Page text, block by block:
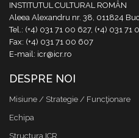
INSTITUTUL CULTURAL ROMÂN
Aleea Alexandru nr. 38, 011824
Tel.: (+4) 031 71 00 627, (+4) 031 71
Fax: (+4) 031 71 00 607
E-mail: icr@icr.ro
DESPRE NOI
Misiune / Strategie / Funcţionare
Echipa
Structura ICR